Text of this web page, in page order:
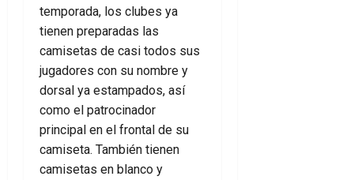
temporada, los clubes ya
tienen preparadas las
camisetas de casi todos sus
jugadores con su nombre y
dorsal ya estampados, así
como el patrocinador
principal en el frontal de su
camiseta. También tienen
camisetas en blanco y